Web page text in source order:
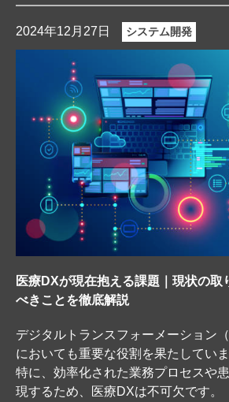
2024年12月27日 システム開発
医療DXが現在抱える課題｜現状の取
べきことを徹底解説
デジタルトランスフォーメーション
においても重要な役割を果たしていま
特に、効率化された業務プロセスや
現するため、医療DXは不可欠です。